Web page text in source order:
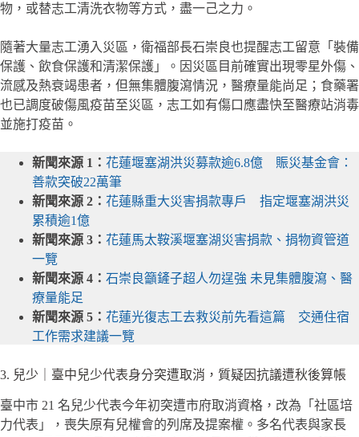
物，或替志工清洗衣物等方式，盡一己之力。
隨著大量志工湧入災區，衛福部長石崇良也提醒志工留意「裝備
保護、飲食保護和清潔保護」。因災區目前確實出現零星外傷、
流感及熱衰竭患者，但無集體腹瀉情況，醫療量能尚足；食藥署
也已調度破傷風疫苗至災區，志工如有傷口應盡快至醫療站消毒
並施打疫苗。
新聞來源 1： 花蓮堰塞湖洪災募款逾6.8億 賑災基金會：
善款突破22萬筆
新聞來源 2： 花蓮縣重大災害捐款專戶 指定堰塞湖洪災
累積逾1億
新聞來源 3： 花蓮馬太鞍溪堰塞湖災害捐款、捐物資管道
一覽
新聞來源 4： 石崇良籲鏟子超人勿逞強 未見集體腹瀉、醫
療量能足
新聞來源 5： 花蓮光復志工去救災前先看這篇 交通住宿
工作需求建議一覽
3. 兒少｜臺中兒少代表身分突遭取消，質疑因抗議遭秋後算帳
臺中市 21 名兒少代表今年初突遭市府取消資格，改為「社區培
力代表」，喪失原有兒權會的列席及提案權。多名代表與家長